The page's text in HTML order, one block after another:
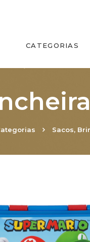
CATEGORIAS
Sacos,